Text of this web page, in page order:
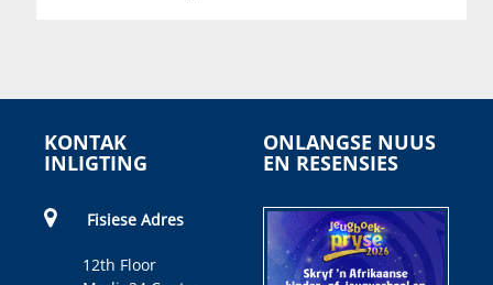
KONTAK
INLIGTING
Fisiese Adres
12th Floor
ONLANGSE NUUS
EN RESENSIES